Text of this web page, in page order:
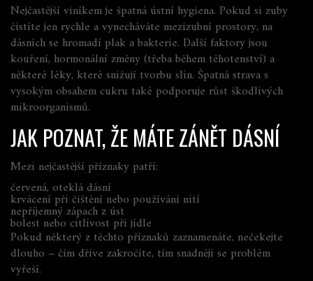
Nejčastější viníkem je špatná ústní hygiena. Pokud si zuby
čistíte jen rychle a vynecháváte mezizubní prostory, na
dásních se hromadí plak a bakterie. Další faktory jsou
kouření, hormonální změny (třeba během těhotenství) a
některé léky, které snižují tvorbu slin. Špatná strava s
vysokým obsahem cukru také podporuje růst škodlivých
mikroorganismů.
JAK POZNAT, ŽE MÁTE ZÁNĚT DÁSNÍ
Mezi nejčastější příznaky patří:
červená, oteklá dásní
krvácení při čištění nebo používání nití
nepříjemný zápach z úst
bolest nebo citlivost při jídle
Pokud některý z těchto příznaků zaznamenáte, nečekejte
dlouho – čím dříve zakročíte, tím snadněji se problém
vyřeší.